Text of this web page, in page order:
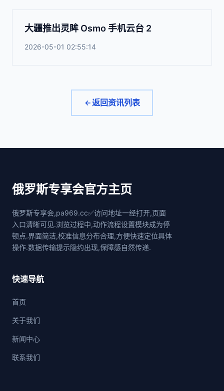
大疆推出灵眸 Osmo 手机云台 2
2026-05-01 02:55:14
返回资讯列表
俄罗斯专享会官方主页
俄罗斯专享会,pa969.cc✅访问地址一经打开,页面
入口清晰可见.浏览过程中,动作流程设置模块成为停
顿点.界面简洁,校准信息分布合理,方便快速定位具体
操作.数据传输提示隐约出现,保障感自然传递.
快速导航
首页
关于我们
新闻中心
联系我们